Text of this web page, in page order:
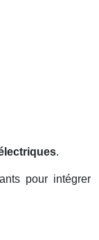
.
pour intégrer